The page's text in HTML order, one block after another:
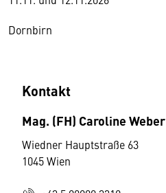
Dornbirn
Kontakt
Mag. (FH) Caroline Weber
Wiedner Hauptstraße 63
1045 Wien